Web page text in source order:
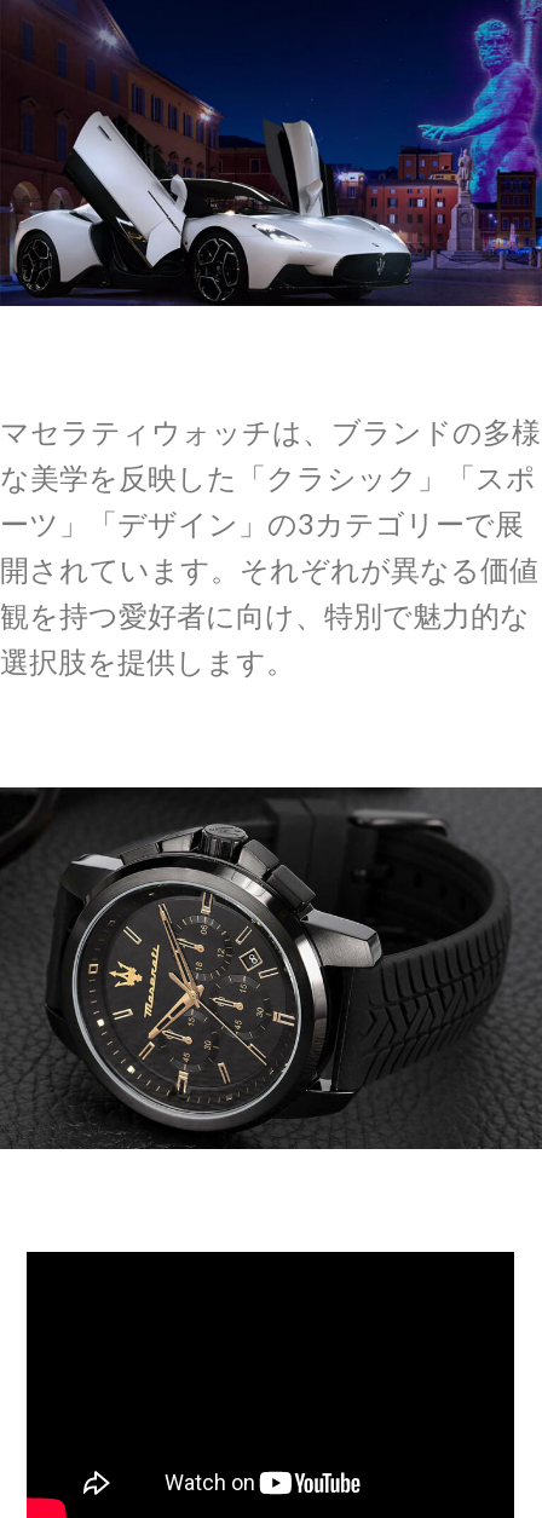
マセラティウォッチは、ブランドの多様
な美学を反映した「クラシック」「スポ
ーツ」「デザイン」の3カテゴリーで展
開されています。それぞれが異なる価値
観を持つ愛好者に向け、特別で魅力的な
選択肢を提供します。